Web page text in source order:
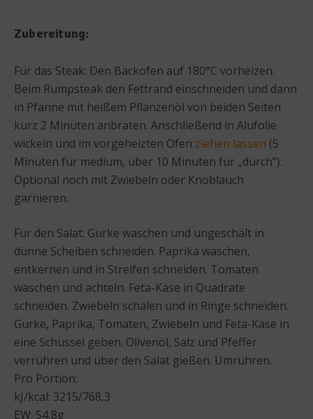
Zubereitung:
Für das Steak: Den Backofen auf 180°C vorheizen.
Beim Rumpsteak den Fettrand einschneiden und dann
in Pfanne mit heißem Pflanzenöl von beiden Seiten
kurz 2 Minuten anbraten. Anschließend in Alufolie
wickeln und im vorgeheizten Ofen ziehen lassen (5
Minuten für medium, über 10 Minuten für „durch”).
Optional noch mit Zwiebeln oder Knoblauch
garnieren.
Für den Salat: Gurke waschen und ungeschält in
dünne Scheiben schneiden. Paprika waschen,
entkernen und in Streifen schneiden. Tomaten
waschen und achteln. Feta-Käse in Quadrate
schneiden. Zwiebeln schälen und in Ringe schneiden.
Gurke, Paprika, Tomaten, Zwiebeln und Feta-Käse in
eine Schüssel geben. Olivenöl, Salz und Pfeffer
verrühren und über den Salat gießen. Umrühren.
Pro Portion:
kJ/kcal: 3215/768,3
EW: 54,8g